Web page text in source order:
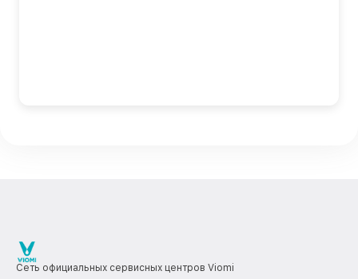
Сеть официальных сервисных центров Viomi